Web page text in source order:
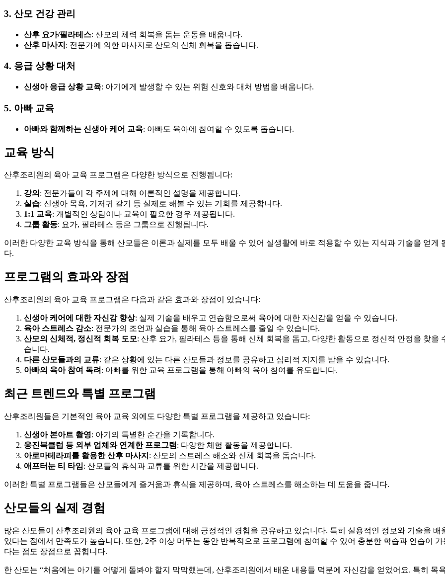
3. 산모 건강 관리
산후 요가/필라테스: 산모의 체력 회복을 돕는 운동을 배웁니다.
산후 마사지 : 전문가에 의한 마사지로 산모의 신체 회복을 돕습니다.
4. 응급 상황 대처
신생아 응급 상황 교육: 아기에게 발생할 수 있는 위험 신호와 대처 방법을 배웁니다.
5. 아빠 교육
아빠와 함께하는 신생아 케어 교육: 아빠도 육아에 참여할 수 있도록 돕습니다.
교육 방식
산후조리원의 육아 교육 프로그램은 다양한 방식으로 진행됩니다:
강의 : 전문가들이 각 주제에 대해 이론적인 설명을 제공합니다.
실습: 신생아 목욕, 기저귀 갈기 등 실제로 해볼 수 있는 기회를 제공합니다.
1:1 교육: 개별적인 상담이나 교육이 필요한 경우 제공됩니다.
그룹 활동: 요가, 필라테스 등은 그룹으로 진행됩니다.
이러한 다양한 교육 방식을 통해 산모들은 이론과 실제를 모두 배울 수 있어 실생활에 바로 적용할 수 있는 지식과 기술을 얻게
다.
프로그램의 효과와 장점
산후조리원의 육아 교육 프로그램은 다음과 같은 효과와 장점이 있습니다:
신생아 케어에 대한 자신감 향상: 실제 기술을 배우고 연습함으로써 육아에 대한 자신감을 얻을 수 있습니다.
육아 스트레스 감소: 전문가의 조언과 실습을 통해 육아 스트레스를 줄일 수 있습니다.
산모의 신체적, 정신적 회복 도모: 산후 요가, 필라테스 등을 통해 신체 회복을 돕고, 다양한 활동으로 정신적 안정을 찾을
습니다.
다른 산모들과의 교류: 같은 상황에 있는 다른 산모들과 정보를 공유하고 심리적 지지를 받을 수 있습니다.
아빠의 육아 참여 독려 : 아빠를 위한 교육 프로그램을 통해 아빠의 육아 참여를 유도합니다.
최근 트렌드와 특별 프로그램
산후조리원들은 기본적인 육아 교육 외에도 다양한 특별 프로그램을 제공하고 있습니다:
신생아 본아트 촬영: 아기의 특별한 순간을 기록합니다.
웅진북클럽 등 외부 업체와 연계한 프로그램: 다양한 체험 활동을 제공합니다.
아로마테라피를 활용한 산후 마사지 : 산모의 스트레스 해소와 신체 회복을 돕습니다.
애프터눈 티 타임: 산모들의 휴식과 교류를 위한 시간을 제공합니다.
이러한 특별 프로그램들은 산모들에게 즐거움과 휴식을 제공하며, 육아 스트레스를 해소하는 데 도움을 줍니다.
산모들의 실제 경험
많은 산모들이 산후조리원의 육아 교육 프로그램에 대해 긍정적인 경험을 공유하고 있습니다. 특히 실용적인 정보와 기술을 배
있다는 점에서 만족도가 높습니다. 또한, 2주 이상 머무는 동안 반복적으로 프로그램에 참여할 수 있어 충분한 학습과 연습이 가
다는 점도 장점으로 꼽힙니다.
한 산모는 “처음에는 아기를 어떻게 돌봐야 할지 막막했는데, 산후조리원에서 배운 내용들 덕분에 자신감을 얻었어요. 특히 목